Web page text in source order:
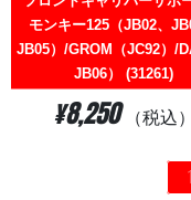
モンキー125（JB02、
JB05）/GROM（JC92）/
JB06） (31261)
¥8,250 （税込）
1